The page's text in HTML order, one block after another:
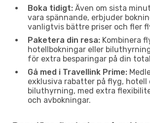
Boka tidigt: Även om sista
vara spännande, erbjuder
vanligtvis bättre priser och fler
Paketera din resa: Kombinera
hotellbokningar eller
för extra besparingar på din
Gå med i Travellink Prime:
exklusiva rabatter på flyg, hotell
biluthyrning, med extra
och avbokningar.